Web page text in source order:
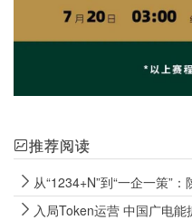
推荐阅读
从“1234+N”到“一企一策”：陕
入局Token运营 中国广电能